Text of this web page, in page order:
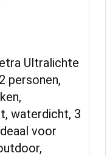
Ultralichte
personen,
waterdicht, 3
voor